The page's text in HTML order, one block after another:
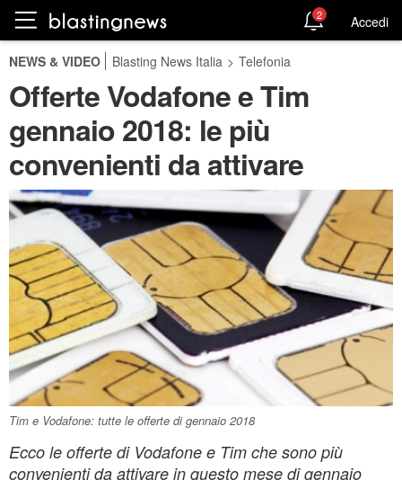
2 Accedi
NEWS & VIDEO Blasting News Italia > Telefonia
Offerte Vodafone e Tim
gennaio 2018: le più
convenienti da attivare
Tim e Vodafone: tutte le offerte di gennaio 2018
Ecco le offerte di Vodafone e Tim che sono più
convenienti da attivare in questo mese di gennaio